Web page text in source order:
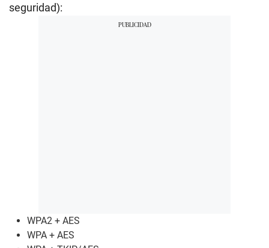
seguridad):
WPA2 + AES
WPA + AES